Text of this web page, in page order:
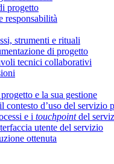
progetto
responsabilità
strumenti e rituali
di progetto
tecnici collaborativi
e la sua gestione
contesto d’uso del servizio
e i touchpointdel
utente del servizio
ottenuta